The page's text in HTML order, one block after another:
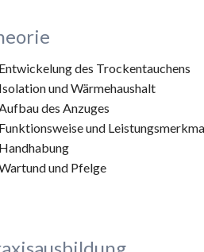
Entwickelung des Trockentauchens
Isolation und Wärmehaushalt
des Anzuges
Funktionsweise und
Handhabung
und Pfelge